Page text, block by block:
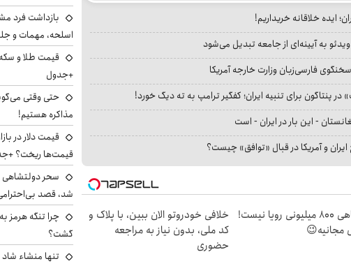
ایده خلاقانه خریداریم!
به آیینه‌ای از جامعه تبدیل می‌شود
فارسی‌زبان وزارت خارجه آمریکا
پنتاگون برای تنبیه ایران؛ کفگیر ترامپ به ته دیگ خورد!
- این بار در ایران - است
و آمریکا در قبال «توافق» چیست؟
درآمد ماهی 800 میلیونی رویا نیست!
مجانیه😉
خلافی خودروتو الان ببین، با پلاک و
کد ملی، بدون نیاز به مراجعه
حضوری
بازداشت فرد
اسلحه، مهمات و
+جدول
حتی وقتی
مذاکره هستیم!
قیمت‌ها ریخت؟
سحر
شد، قصد
چرا تنگه هرمز
گشت؟
تنها منشاء